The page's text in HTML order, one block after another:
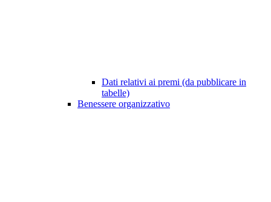
Dati relativi ai premi (da pubblicare in
tabelle)
Benessere organizzativo